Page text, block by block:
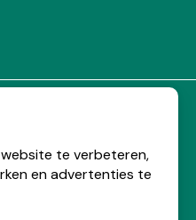
te verbeteren,
en advertenties te